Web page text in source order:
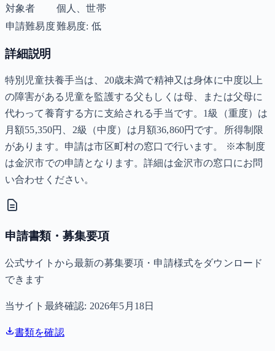
対象者
個人、世帯
申請難易度難易度: 低
詳細説明
特別児童扶養手当は、20歳未満で精神又は身体に中度以上
の障害がある児童を監護する父もしくは母、または父母に
代わって養育する方に支給される手当です。1級（重度）は
月額55,350円、2級（中度）は月額36,860円です。所得制限
があります。申請は市区町村の窓口で行います。 ※本制度
は金沢市での申請となります。詳細は金沢市の窓口にお問
い合わせください。
申請書類・募集要項
公式サイトから最新の募集要項・申請様式をダウンロード
できます
当サイト最終確認: 2026年5月18日
書類を確認